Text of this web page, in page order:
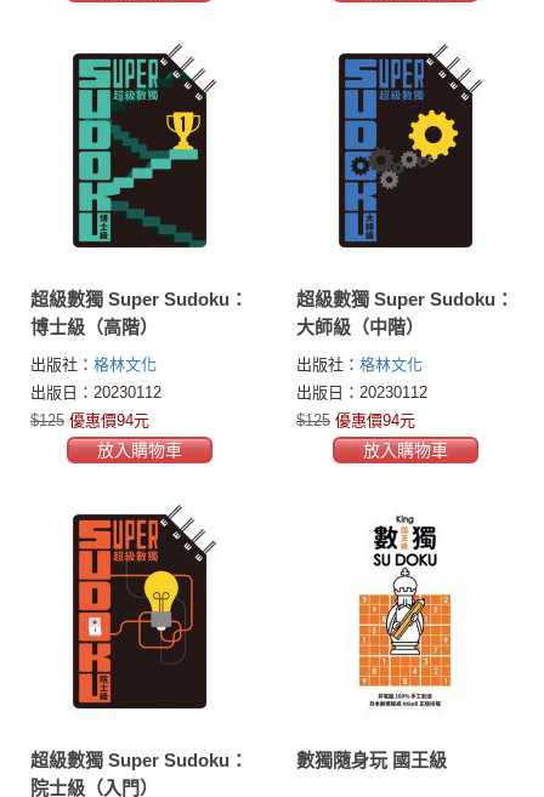
超級數獨 Super Sudoku：
博士級（高階）
出版社： 格林文化
出版日：20230112
$125 優惠價94元
放入購物車
超級數獨 Super Sudoku：
大師級（中階）
出版社： 格林文化
出版日：20230112
$125 優惠價94元
放入購物車
超級數獨 Super Sudoku：
院士級（入門）
數獨隨身玩 國王級